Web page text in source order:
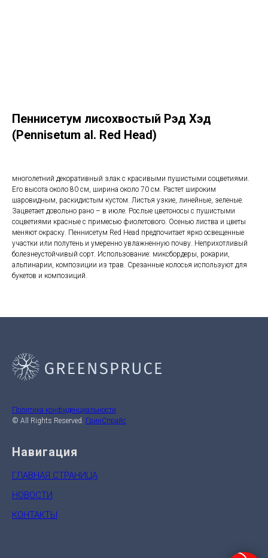
Пеннисетум лисохвостый Рэд Хэд
(Pennisetum al. Red Head)
многолетний декоративный злак с красивыми пушистыми соцветиями.
Его высота около 80 см, ширина около 70 см. Растет широким
шаровидным, раскидистым кустом. Листья узкие, линейные, зеленые.
Зацветает довольно рано – в июле. Рослые цветоносы с пушистыми
соцветиями красные с примесью фиолетового. Осенью листва и цветы
меняют окраску. Пеннисетум Red Head предпочитает ярко освещенные
участки или полутень и умеренно увлажненную почву. Неприхотливый
болезнеустойчивый сорт. Использование: миксбордеры, рокарии,
альпинарии, композиции из трав. Срезанные колосья используют для
букетов и композиций.
Политика конфиденциальности
© All Rights Reserved. ГринСпрайс
Навигация
ГЛАВНАЯ СТРАНИЦА
НОВОСТИ
КОНТАКТЫ